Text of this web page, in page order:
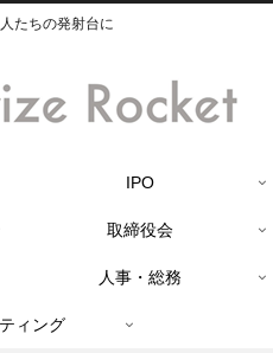
たちの発射台に
IPO
取締役会
人事・総務
ィング